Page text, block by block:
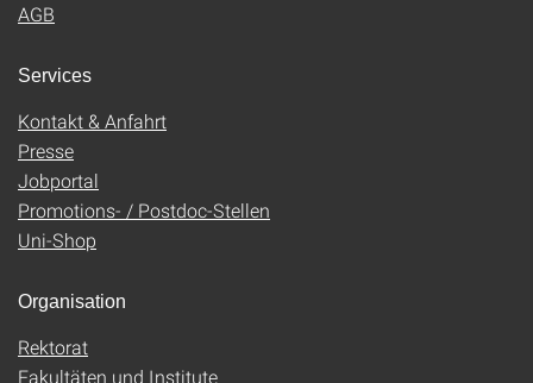
AGB
Services
Kontakt & Anfahrt
Presse
Jobportal
Promotions- / Postdoc-Stellen
Uni-Shop
Organisation
Rektorat
Fakultäten und Institute